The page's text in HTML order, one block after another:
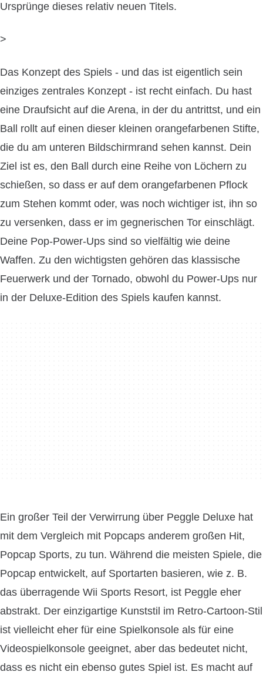
Ursprünge dieses relativ neuen Titels.
>
Das Konzept des Spiels - und das ist eigentlich sein
einziges zentrales Konzept - ist recht einfach. Du hast
eine Draufsicht auf die Arena, in der du antrittst, und ein
Ball rollt auf einen dieser kleinen orangefarbenen Stifte,
die du am unteren Bildschirmrand sehen kannst. Dein
Ziel ist es, den Ball durch eine Reihe von Löchern zu
schießen, so dass er auf dem orangefarbenen Pflock
zum Stehen kommt oder, was noch wichtiger ist, ihn so
zu versenken, dass er im gegnerischen Tor einschlägt.
Deine Pop-Power-Ups sind so vielfältig wie deine
Waffen. Zu den wichtigsten gehören das klassische
Feuerwerk und der Tornado, obwohl du Power-Ups nur
in der Deluxe-Edition des Spiels kaufen kannst.
Ein großer Teil der Verwirrung über Peggle Deluxe hat
mit dem Vergleich mit Popcaps anderem großen Hit,
Popcap Sports, zu tun. Während die meisten Spiele, die
Popcap entwickelt, auf Sportarten basieren, wie z. B.
das überragende Wii Sports Resort, ist Peggle eher
abstrakt. Der einzigartige Kunststil im Retro-Cartoon-Stil
ist vielleicht eher für eine Spielkonsole als für eine
Videospielkonsole geeignet, aber das bedeutet nicht,
dass es nicht ein ebenso gutes Spiel ist. Es macht auf